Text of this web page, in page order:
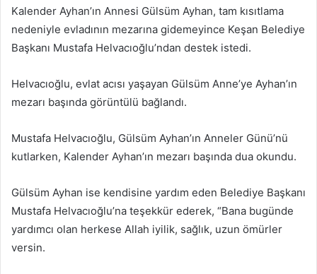
Kalender Ayhan’ın Annesi Gülsüm Ayhan, tam kısıtlama
nedeniyle evladının mezarına gidemeyince Keşan Belediye
Başkanı Mustafa Helvacıoğlu’ndan destek istedi.
Helvacıoğlu, evlat acısı yaşayan Gülsüm Anne’ye Ayhan’ın
mezarı başında görüntülü bağlandı.
Mustafa Helvacıoğlu, Gülsüm Ayhan’ın Anneler Günü’nü
kutlarken, Kalender Ayhan’ın mezarı başında dua okundu.
Gülsüm Ayhan ise kendisine yardım eden Belediye Başkanı
Mustafa Helvacıoğlu’na teşekkür ederek, “Bana bugünde
yardımcı olan herkese Allah iyilik, sağlık, uzun ömürler
versin.